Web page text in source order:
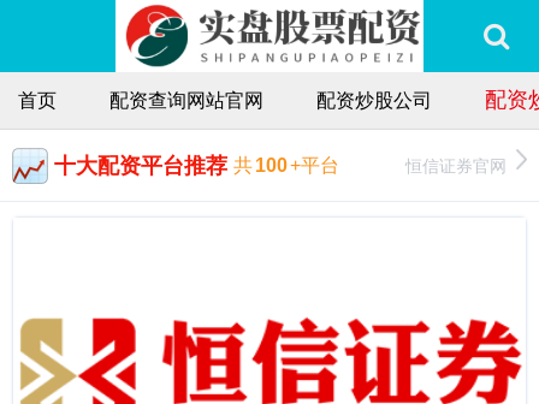
首页 配资查询网站官网 配资炒股公司 配资
十大配资平台推荐 共100+平台 恒信证券官网